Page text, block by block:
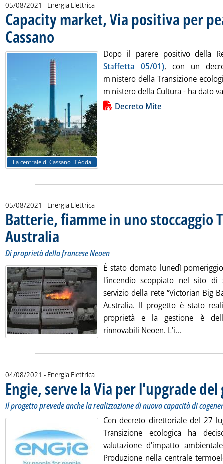
05/08/2021 - Energia Elettrica
Capacity market, Via positiva per
Cassano . Pubblicata giovedì 05 agosto 2021 alle 17.22.
La centrale di Cassano D'Adda
Dopo il parere positivo della
Staffetta 05/01), con un
ministero della Transizione
ministero della Cultura - ha dato
Lista allegati PDF alla notizia
Decreto Mite
05/08/2021 - Energia Elettrica
Batterie, fiamme in uno stoccaggio
Australia
Di proprietà della francese Neoen
È stato domato lunedì
l'incendio scoppiato nel sito di
servizio della rete “Victorian Big
Australia. Il progetto è stato
proprietà e la gestione è
rinnovabili Neoen. L'i...
04/08/2021 - Energia Elettrica
Engie, serve la Via per l'upgrade del
Il progetto prevede anche la realizzazione di nuova capacità di
Con decreto direttoriale del 27
Transizione ecologica ha
valutazione d'impatto
Produzione nella centrale